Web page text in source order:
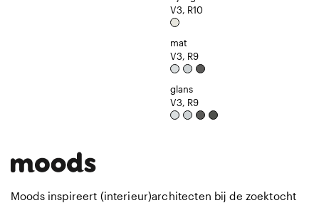
V3, R10
mat
V3, R9
glans
V3, R9
Moods inspireert (interieur)architecten bij de zoektocht